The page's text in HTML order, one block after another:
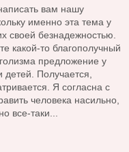
вам нашу
именно эта тема у
своей безнадежностью.
какой-то благополучный
предложение у
детей. Получается,
Я согласна с
человека насильно,
все-таки...